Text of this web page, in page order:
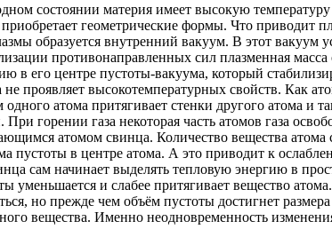
состоянии материя имеет высокую
приобретает геометрические формы. Что
образуется внутренний вакуум. В этот
противонаправленных сил плазменная
в его центре пустоты-вакуума, который
проявляет высокотемпературных свойств. Как
атома притягивает стенки другого атома и
горении газа некоторая часть атомов газа
атомом свинца. Количество вещества
пустоты в центре атома. А это приводит к
сам начинает выделять тепловую энергию в
уменьшается и слабее притягивает вещество
но прежде чем объём пустоты достигнет
вещества. Именно неодновременность